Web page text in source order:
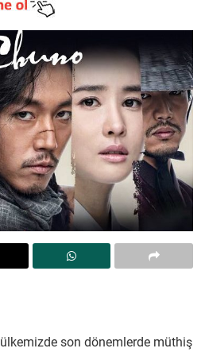
ülkemizde son dönemlerde müthiş